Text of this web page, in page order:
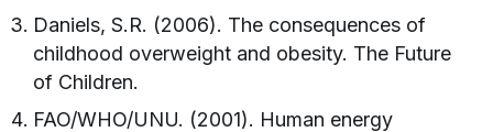
Daniels, S.R. (2006). The consequences of
childhood overweight and obesity. The Future
of Children.
FAO/WHO/UNU. (2001). Human energy